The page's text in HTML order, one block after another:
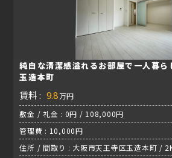
純白な清潔感溢れるお部屋で一人暮ら
玉造本町
賃料 : 9.8万円
敷金 / 礼金 : 0円 / 108,000円
管理費 : 10,000円
住所 / 間取り : 大阪市天王寺区玉造本町 /